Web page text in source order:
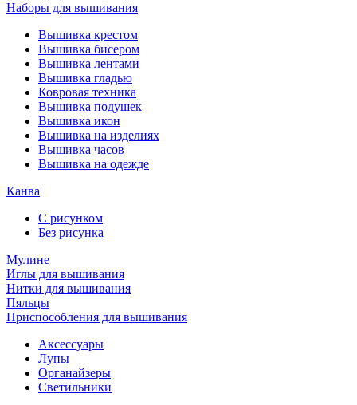
Наборы для вышивания
Вышивка крестом
Вышивка бисером
Вышивка лентами
Вышивка гладью
Ковровая техника
Вышивка подушек
Вышивка икон
Вышивка на изделиях
Вышивка часов
Вышивка на одежде
Канва
С рисунком
Без рисунка
Мулине
Иглы для вышивания
Нитки для вышивания
Пяльцы
Приспособления для вышивания
Аксессуары
Лупы
Органайзеры
Светильники